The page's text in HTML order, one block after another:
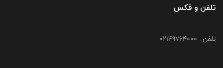
تلفن و فکس
تلفن : 02149764000